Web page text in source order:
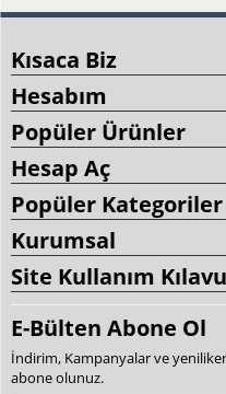
Kısaca Biz
Hesabım
Popüler Ürünler
Hesap Aç
Popüler Kategoriler
Kurumsal
Site Kullanım
E-Bülten Abone Ol
İndirim, Kampanyalar ve
abone olunuz.